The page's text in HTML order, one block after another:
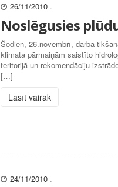
26/11/2010 .
Noslēgusies
Šodien, 26.novembrī, darba
klimata pārmaiņām saistīto
teritorijā un rekomendāciju
[…]
Lasīt vairāk
24/11/2010 .